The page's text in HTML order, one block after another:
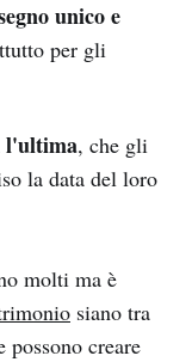
unico e
per gli
l'ultima, che gli
la data del loro
molti ma è
siano tra
creare